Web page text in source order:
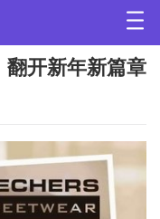
翻开新年新篇章